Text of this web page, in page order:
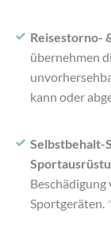
Reisestorno-
übernehmen
kann oder
Selbstbehalt-
Sportgeräten.